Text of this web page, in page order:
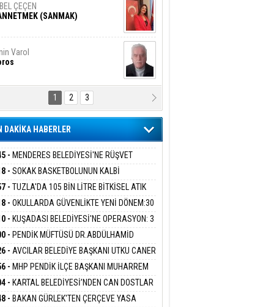
ÇEÇEN
(SANMAK)
Varol
DNA Kuşaklararası
Biyolojik Faturası
Adıyaman
Bu Sahaya Sığmazam
Ali Çölük
Satırın İçindeki İnsan
Kılıç
ATEŞE ATILAN VİCDAN
BAŞARSLAN
1 2 3
DAKİKA HABERLER
- MENDERES BELEDİYESİ'NE RÜŞVET
BAŞKANI İLKAY ÇİÇEK
SEVK EDİLDİ
- SOKAK BASKETBOLUNUN KALBİ
ATACAK
- TUZLA'DA 105 BİN LİTRE BİTKİSEL ATIK
TOPLANDI
- OKULLARDA GÜVENLİKTE YENİ DÖNEM:30
ALINACAK DEDEKTÖRLÜ ARAMA
- KUŞADASI BELEDİYESİ'NE OPERASYON: 3
15 GÖZALTI
- PENDİK MÜFTÜSÜ DR.ABDÜLHAMİD
BASIN MENSUPLARINI AĞIRLADI
- AVCILAR BELEDİYE BAŞKANI UTKU CANER
HAKKINDA TAHLİYE KARARI
- MHP PENDİK İLÇE BAŞKANI MUHARREM
ORDULULAR DERNEĞİ HEYETİNİ
- KARTAL BELEDİYESİ’NDEN CAN DOSTLAR
DEV YATIRIM!
- BAKAN GÜRLEK'TEN ÇERÇEVE YASA